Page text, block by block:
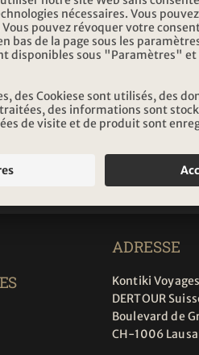
Inscription
ADRESSE
Kontiki Voyages
DERTOUR
Boulevard de
CH-1006